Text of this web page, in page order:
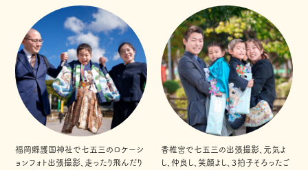
福岡縣護国神社で七五三のロケーシ
ョンフォト出張撮影、走ったり飛んだり
香椎宮で七五三の出張撮影、元気よ
し、仲良し、笑顔よし、３拍子そろったご